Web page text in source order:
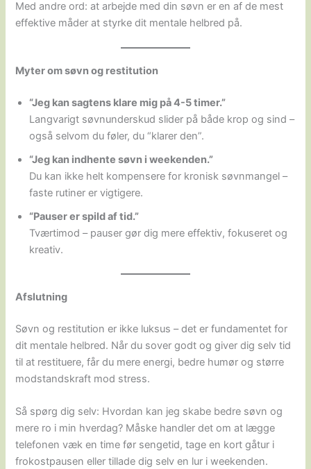
Med andre ord: at arbejde med din søvn er en af de mest
effektive måder at styrke dit mentale helbred på.
Myter om søvn og restitution
“Jeg kan sagtens klare mig på 4-5 timer.”
Langvarigt søvnunderskud slider på både krop og sind –
også selvom du føler, du “klarer den”.
“Jeg kan indhente søvn i weekenden.”
Du kan ikke helt kompensere for kronisk søvnmangel –
faste rutiner er vigtigere.
“Pauser er spild af tid.”
Tværtimod – pauser gør dig mere effektiv, fokuseret og
kreativ.
Afslutning
Søvn og restitution er ikke luksus – det er fundamentet for
dit mentale helbred. Når du sover godt og giver dig selv tid
til at restituere, får du mere energi, bedre humør og større
modstandskraft mod stress.
Så spørg dig selv: Hvordan kan jeg skabe bedre søvn og
mere ro i min hverdag? Måske handler det om at lægge
telefonen væk en time før sengetid, tage en kort gåtur i
frokostpausen eller tillade dig selv en lur i weekenden.